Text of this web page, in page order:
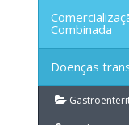
Combinada
Doenças